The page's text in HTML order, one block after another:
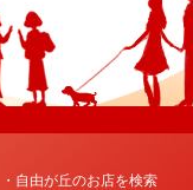
・自由が丘のお店を検索